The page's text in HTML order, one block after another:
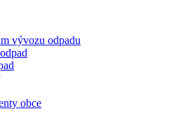
vývozu odpadu
obce